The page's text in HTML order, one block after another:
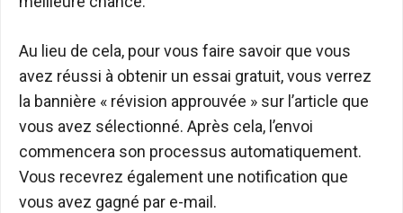
Au lieu de cela, pour vous faire savoir que vous
avez réussi à obtenir un essai gratuit, vous verrez
la bannière « révision approuvée » sur l’article que
vous avez sélectionné. Après cela, l’envoi
commencera son processus automatiquement.
Vous recevrez également une notification que
vous avez gagné par e-mail.